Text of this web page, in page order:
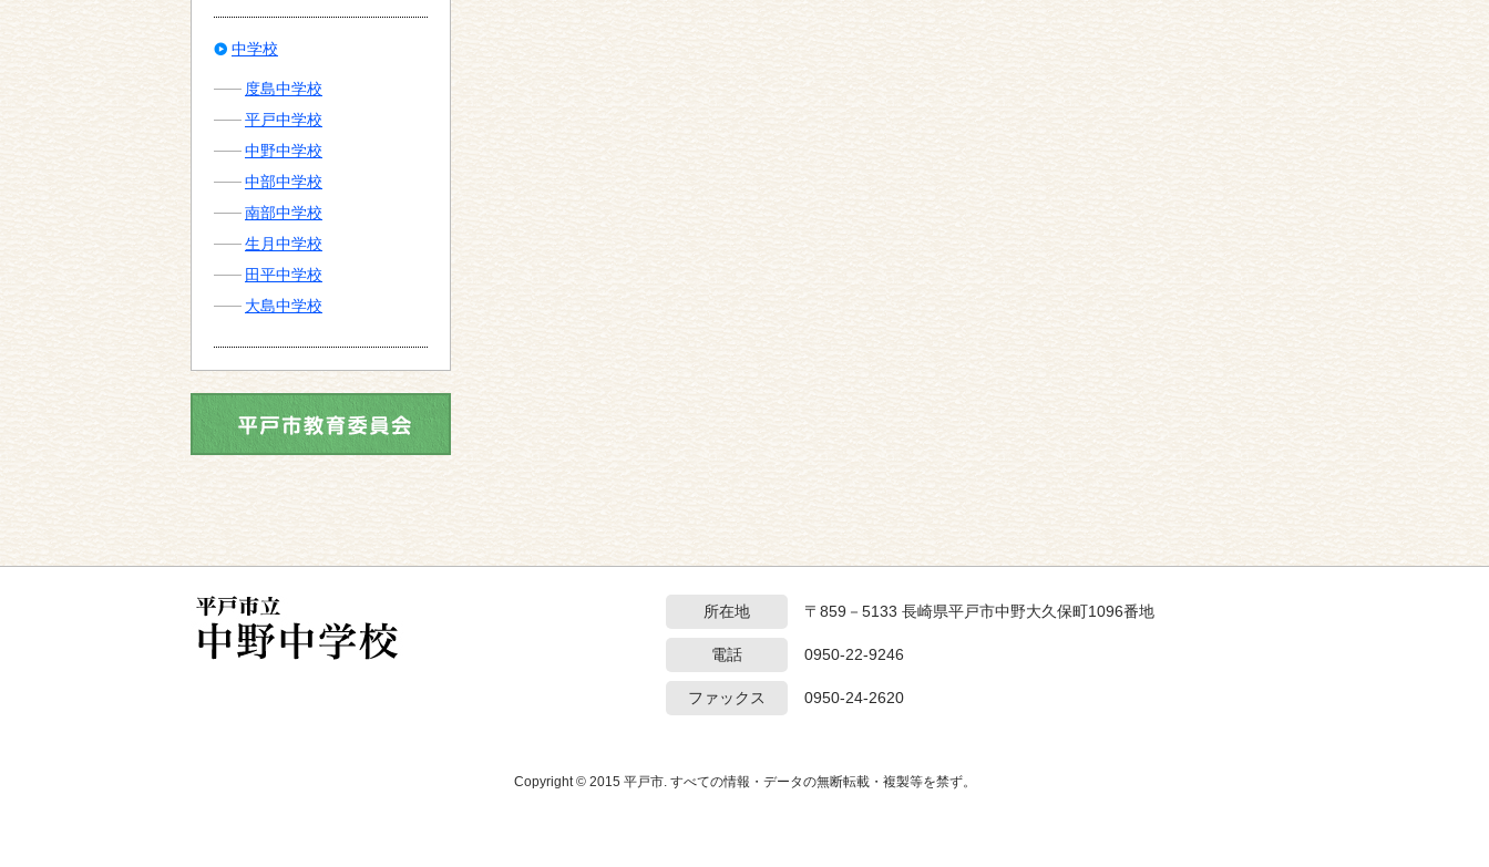
中学校
度島中学校
平戸中学校
中野中学校
中部中学校
南部中学校
生月中学校
田平中学校
大島中学校
所在地 〒859－5133 長崎県平戸市中野大久保町1096番地
電話 0950-22-9246
ファックス 0950-24-2620
Copyright © 2015 平戸市. すべての情報・データの無断転載・複製等を禁ず。